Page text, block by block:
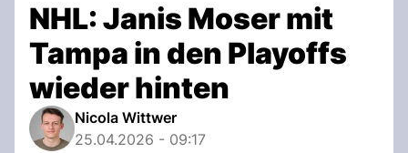
NHL: Janis Moser mit
Tampa in den Playoffs
wieder hinten
Nicola Wittwer
25.04.2026 - 09:17